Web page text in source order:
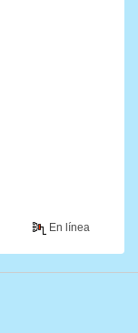
En línea